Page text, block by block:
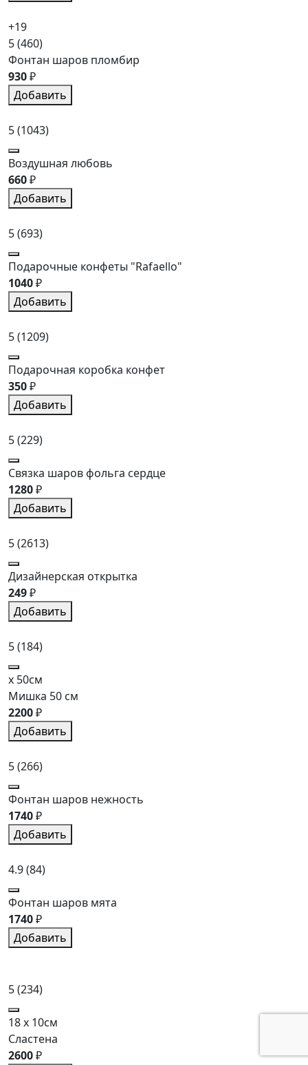
+19
5(460)
Фонтан шаров пломбир
930₽
Добавить
5(1043)
Воздушная любовь
660₽
Добавить
5(693)
Подарочные конфеты "Rafaello"
1040₽
Добавить
5(1209)
Подарочная коробка конфет
350₽
Добавить
5(229)
Связка шаров фольга сердце
1280₽
Добавить
5(2613)
Дизайнерская открытка
249₽
Добавить
5(184)
x 50см
Мишка 50 см
2200₽
Добавить
5(266)
Фонтан шаров нежность
1740₽
Добавить
4.9(84)
Фонтан шаров мята
1740₽
Добавить
5(234)
18 x 10см
Сластена
2600₽